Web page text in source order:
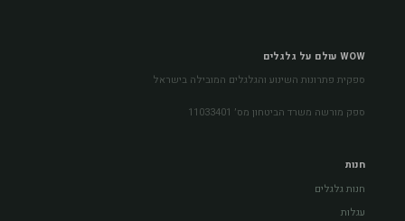
WOW עולם על גלגלים
ספקית פתרונות השינוע והגלגלים המובילה בישראל
ספק מורשה משרד הביטחון מס׳ 11033401
חנות
חנות גלגלים
עגלות